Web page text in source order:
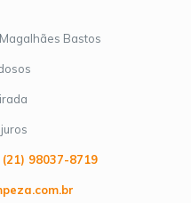
Bastos
(21) 98037-8719